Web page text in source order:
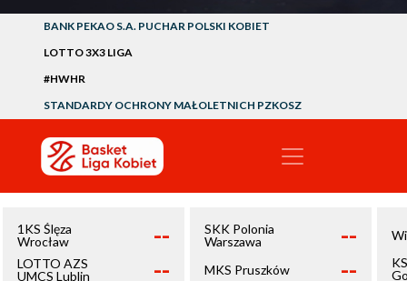
BANK PEKAO S.A. PUCHAR POLSKI KOBIET
LOTTO 3X3 LIGA
#HWHR
STANDARDY OCHRONY MAŁOLETNICH PZKOSZ
1KS Ślęza
Wrocław
--
LOTTO AZS
UMCS Lublin
--
SKK Polonia
Warszawa
--
MKS Pruszków --